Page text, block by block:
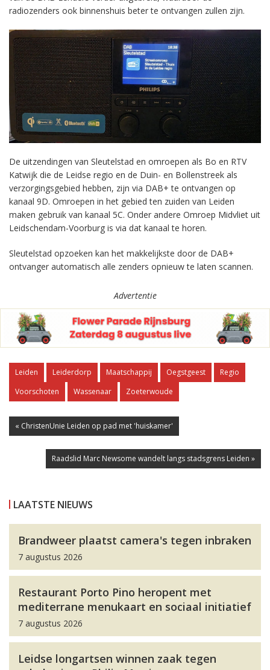
radiozenders ook binnenshuis beter te ontvangen zullen zijn.
De uitzendingen van Sleutelstad en omroepen als Bo en RTV
Katwijk die de Leidse regio en de Duin- en Bollenstreek als
verzorgingsgebied hebben, zijn via DAB+ te ontvangen op
kanaal 9D. Omroepen in het gebied ten zuiden van Leiden
maken gebruik van kanaal 5C. Onder andere Omroep Midvliet uit
Leidschendam-Voorburg is via dat kanaal te horen.
Sleutelstad opzoeken kan het makkelijkste door de DAB+
ontvanger automatisch alle zenders opnieuw te laten scannen.
Advertentie
Leiden Leiderdorp Maatschappij Oegstgeest
Regio
Voorschoten
Wassenaar Zoeterwoude
« ChristenUnie Leiden op pad met 'huiskamer'
Raadslid Marc Newsome wandelt langs stadsgrens Leiden »
LAATSTE NIEUWS
Brandweer plaatst camera's tegen inbraken
7 augustus 2026
Restaurant Porto Pino heropent met
mediterrane menukaart en sociaal initiatief
7 augustus 2026
Leidse longartsen winnen zaak tegen